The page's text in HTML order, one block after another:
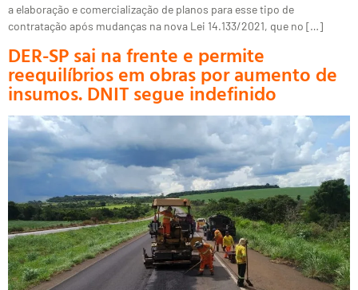
a elaboração e comercialização de planos para esse tipo de
contratação após mudanças na nova Lei 14.133/2021, que no […]
DER-SP sai na frente e permite
reequilíbrios em obras por aumento de
insumos. DNIT segue indefinido